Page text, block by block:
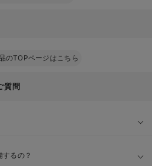
のTOPページはこちら
質問
るの？